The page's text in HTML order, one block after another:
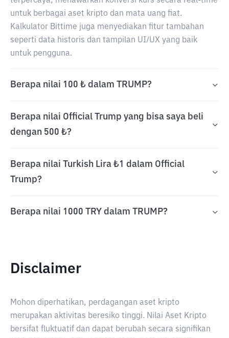
untuk berbagai aset kripto dan mata uang fiat.
Kalkulator Bittime juga menyediakan fitur tambahan
seperti data historis dan tampilan UI/UX yang baik
untuk pengguna.
Berapa nilai 100 ₺ dalam TRUMP?
Berapa nilai Official Trump yang bisa saya beli
dengan 500 ₺?
Berapa nilai Turkish Lira ₺1 dalam Official
Trump?
Berapa nilai 1000 TRY dalam TRUMP?
Disclaimer
Mohon diperhatikan, perdagangan aset kripto
merupakan aktivitas beresiko tinggi. Nilai Aset Kripto
bersifat fluktuatif dan dapat berubah secara signifikan